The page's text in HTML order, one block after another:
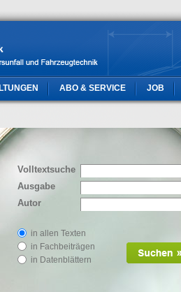
ABO & SERVICE JOB
Volltextsuche
Ausgabe
Autor
in allen Texten
in Fachbeiträgen
in Datenblättern